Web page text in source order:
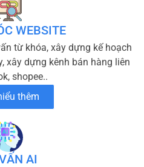
WEBSITE
từ khóa, xây dựng kế hoạch
xây dựng kênh bán hàng liên
shopee..
thêm
AI